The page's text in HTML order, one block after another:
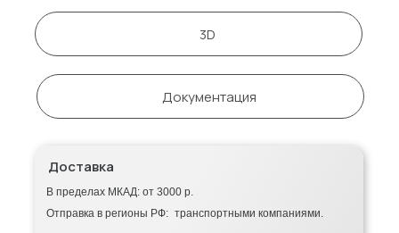
Доставка
В пределах МКАД: от 3000 р.
Отправка в регионы РФ: транспортными компаниями.
3D
Документация